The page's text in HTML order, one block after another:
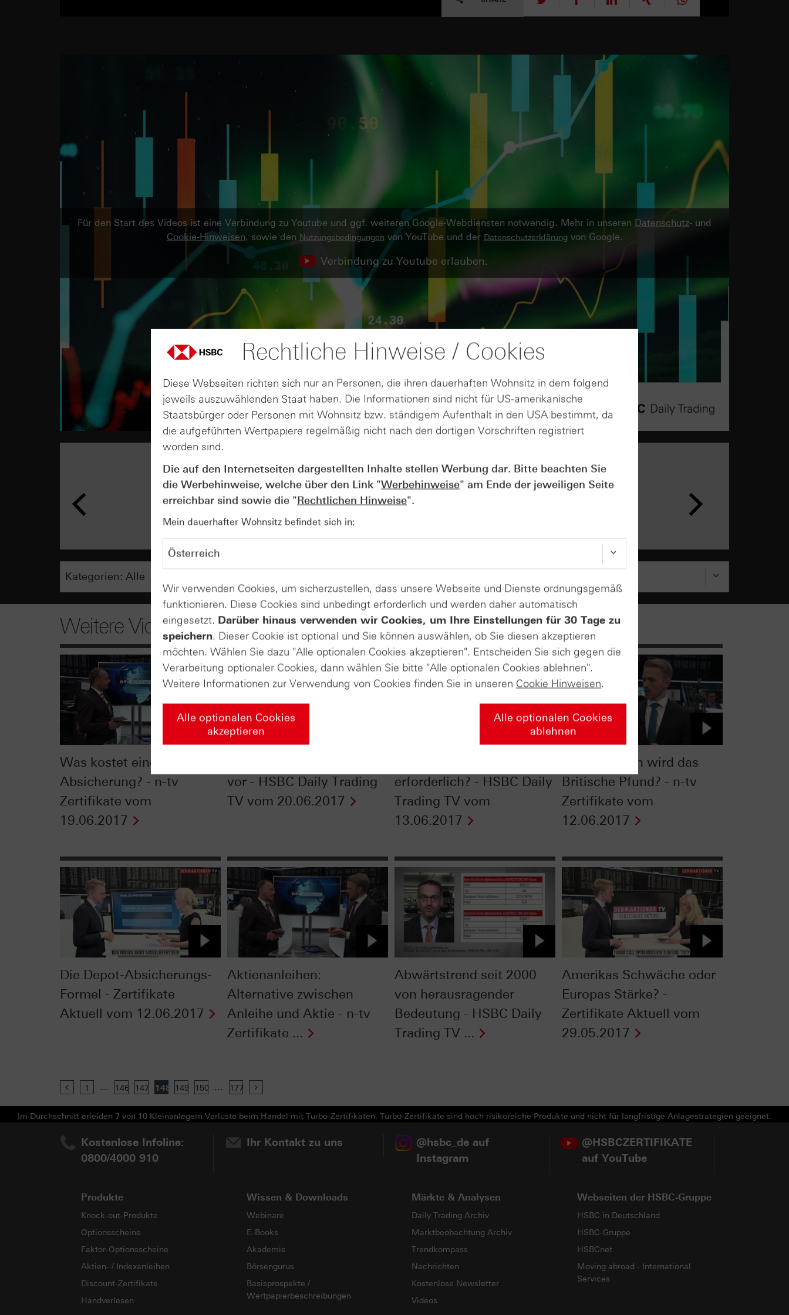
Für den Start des Videos ist eine Verbindung zu Youtube und ggf. weiteren Google-Webdiensten notwendig. Mehr in unseren Datenschutz- und
Cookie-Hinweisen, sowie den Nutzungsbedingungen von YouTube und der Datenschutzerklärungvon Google.
Verbindung zu Youtube erlauben.
AUGUST
07
Wie lange bleibt der DAX® in
Rekordlaune? - ntv Zertifikate
Weitere Videos
Was kostet eine Dax-
Absicherung? - n-tv
Zertifikate vom
19.06.2017
vor - HSBC Daily Trading
TV vom 20.06.2017
erforderlich? - HSBC Daily
Trading TV vom
13.06.2017
Wie schwach wird das
Britische Pfund? - n-tv
Zertifikate vom
12.06.2017
Die Depot-Absicherungs-
Formel - Zertifikate
Aktuell vom 12.06.2017
Aktienanleihen:
Alternative zwischen
Anleihe und Aktie - n-tv
Zertifikate ...
Abwärtstrend seit 2000
von herausragender
Bedeutung - HSBC Daily
Trading TV ...
Amerikas Schwäche oder
Europas Stärke? -
Zertifikate Aktuell vom
29.05.2017
Previous
1 ... 146 147 148 149 150 ... 177
Im Durchschnitt erleiden 7 von 10 Kleinanlegern Verluste beim Handel mit Turbo-Zertifikaten. Turbo-Zertifikate sind hoch risikoreiche Produkte und nicht für langfristige Anlagestrategien geeignet.
Kostenlose Infoline:
0800/4000 910
Ihr Kontakt zu uns
@hsbc_de auf
Instagram
@HSBCZERTIFIKATE
auf YouTube
Produkte
Knock-out-Produkte
Optionsscheine
Faktor-Optionsscheine
Aktien- / Indexanleihen
Discount-Zertifikate
Handverlesen
Wissen & Downloads
Webinare
E-Books
Akademie
Börsengurus
Basisprospekte /
Wertpapierbeschreibungen
Märkte & Analysen
Daily Trading Archiv
Marktbeobachtung Archiv
Trendkompass
Nachrichten
Kostenlose Newsletter
Videos
Webseiten der HSBC-Gruppe
HSBC in Deutschland
HSBC-Gruppe
HSBCnet
Moving abroad - International
Services
Rechtliche Hinweise / Cookies
Diese Webseiten richten sich nur an Personen, die ihren dauerhaften Wohnsitz in dem folgend
jeweils auszuwählenden Staat haben. Die Informationen sind nicht für US-amerikanische
Staatsbürger oder Personen mit Wohnsitz bzw. ständigem Aufenthalt in den USA bestimmt, da
die aufgeführten Wertpapiere regelmäßig nicht nach den dortigen Vorschriften registriert
worden sind.
Die auf den Internetseiten dargestellten Inhalte stellen Werbung dar. Bitte beachten Sie
die Werbehinweise, welche über den Link "Werbehinweise" am Ende der jeweiligen Seite
erreichbar sind sowie die "Rechtlichen Hinweise".
Mein dauerhafter Wohnsitz befindet sich in:
Wir verwenden Cookies, um sicherzustellen, dass unsere Webseite und Dienste ordnungsgemäß
funktionieren. Diese Cookies sind unbedingt erforderlich und werden daher automatisch
eingesetzt. Darüber hinaus verwenden wir Cookies, um Ihre Einstellungen für 30 Tage zu
speichern. Dieser Cookie ist optional und Sie können auswählen, ob Sie diesen akzeptieren
möchten. Wählen Sie dazu "Alle optionalen Cookies akzeptieren". Entscheiden Sie sich gegen die
Verarbeitung optionaler Cookies, dann wählen Sie bitte "Alle optionalen Cookies ablehnen".
Weitere Informationen zur Verwendung von Cookies finden Sie in unseren Cookie Hinweisen.
Alle optionalen Cookies
akzeptieren
Alle optionalen Cookies
ablehnen